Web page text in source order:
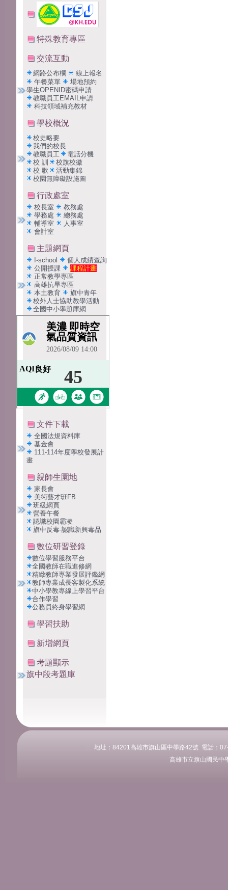
特殊教育專區
交流互動
網路公布欄
線上報名
午餐菜單
場地預約
學生OPENID密碼申請
教職員工EMAIL申請
科技領域補充教材
學校概況
校史略要
我們的校長
教職員工
電話分機
校 訓
校旗校徽
校 歌
活動集錦
校園無障礙設施圖
行政處室
校長室
教務處
學務處
總務處
輔導室
人事室
會計室
主題網頁
I-school
個人成績查詢
公開授課
課程計畫
正常教學專區
高雄抗旱專區
本土教育
旗中青年
校外人士協助教學活動
全國中小學題庫網
文件下載
全國法規資料庫
基金會
111-114年度學校發展計
畫
親師生園地
家長會
美術藝才班FB
班級網頁
營養午餐
認識校園霸凌
旗中反毒-認識新興毒品
數位研習登錄
數位學習服務平台
全國教師在職進修網
精緻教師專業發展評鑑網
教師專業成長客製化系統
中小學教專線上學習平台
合作學習
公務員終身學習網
學習扶助
新增網頁
考題顯示
旗中段考題庫
:::
地址：84201高雄市旗山區中學路42號 電話：
高雄市立旗山國民中